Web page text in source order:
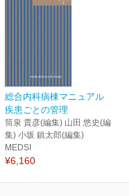
総合内科病棟マニュアル
疾患ごとの管理
筒泉 貴彦(編集) 山田 悠史(編
集) 小坂 鎮太郎(編集)
MEDSI
¥6,160